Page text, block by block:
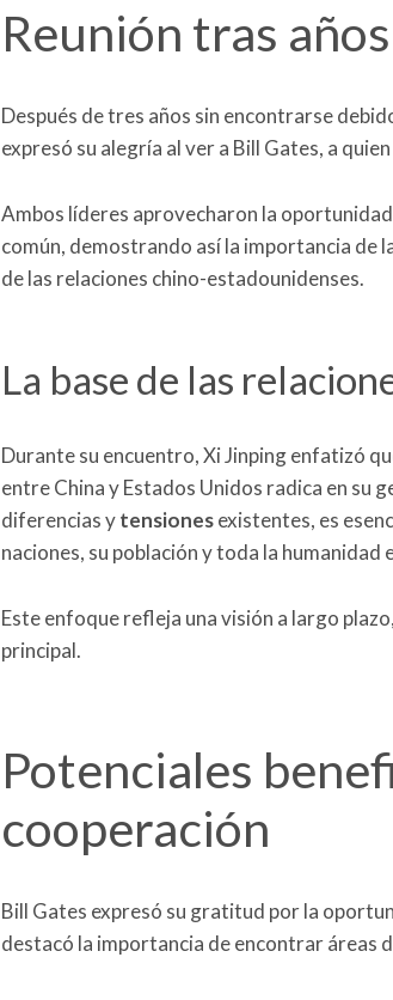
Reunión tras
Después de tres años sin encontrarse
expresó su alegría al ver a Bill Gates, a
Ambos líderes aprovecharon la
común, demostrando así la importancia de
de las relaciones chino-estadounidenses.
La base de las
Durante su encuentro, Xi Jinping enfatizó
entre China y Estados Unidos radica en su
diferencias ytensionesexistentes, es
naciones, su población y toda la humanidad
Este enfoque refleja una visión a largo
principal.
Potenciales
cooperación
Bill Gates expresó su gratitud por la
destacó la importancia de encontrar áreas